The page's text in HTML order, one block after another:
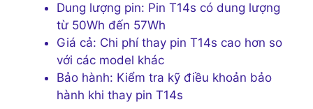
Dung lượng pin: Pin T14s có dung lượng
từ 50Wh đến 57Wh
Giá cả: Chi phí thay pin T14s cao hơn so
với các model khác
Bảo hành: Kiểm tra kỹ điều khoản bảo
hành khi thay pin T14s